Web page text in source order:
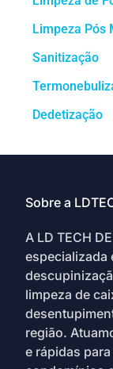
Limpeza Pós
Sanitização
Dedetização
Sobre a
A LD TECH
especializada
limpeza de
região.
e rápidas